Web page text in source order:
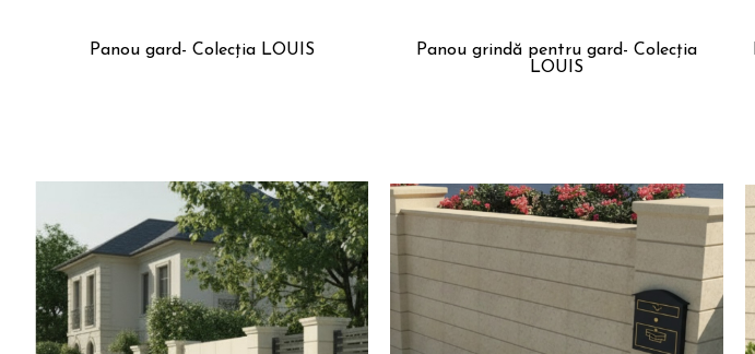
Panou gard- Colecția LOUIS
Panou grindă pentru gard- Colecția
LOUIS